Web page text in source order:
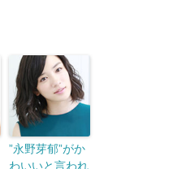
”永野芽郁”がか
わいいと言われ